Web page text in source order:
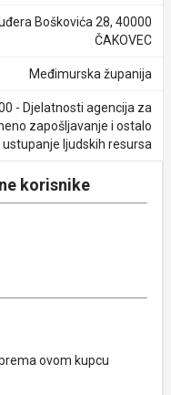
Boškovića 28, 40000
ČAKOVEC
Međimurska županija
- Djelatnosti agencija za
zapošljavanje i ostalo
ustupanje ljudskih resursa
korisnike
ovom kupcu